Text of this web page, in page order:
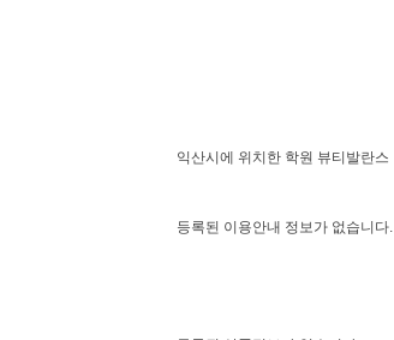
익산시에 위치한 학원 뷰티발란스
등록된 이용안내 정보가 없습니다.